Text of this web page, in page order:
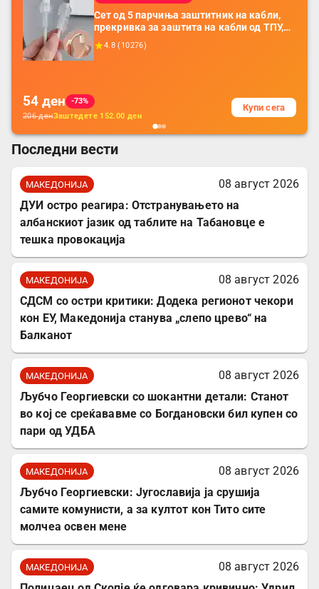
Сет од 5 парчиња заштитник на кабли,
прекривка за заштита на кабли од ТПУ,
додатоци за заштита на кабли, без
батерија, за мобилни телефони, комплет
4.8 ( 10276)
54 ден
-73%
206денЗаштедете 152.00 ден
Купи сега
Последни вести
МАКЕДОНИЈА
08 август 2026
ДУИ остро реагира: Отстранувањето на
албанскиот јазик од таблите на Табановце е
тешка провокација
МАКЕДОНИЈА
08 август 2026
СДСМ со остри критики: Додека регионот чекори
кон ЕУ, Македонија станува „слепо црево“ на
Балканот
МАКЕДОНИЈА
08 август 2026
Љубчо Георгиевски со шокантни детали: Станот
во кој се среќававме со Богдановски бил купен со
пари од УДБА
МАКЕДОНИЈА
08 август 2026
Љубчо Георгиевски: Југославија ја срушија
самите комунисти, а за култот кон Тито сите
молчеа освен мене
МАКЕДОНИЈА
08 август 2026